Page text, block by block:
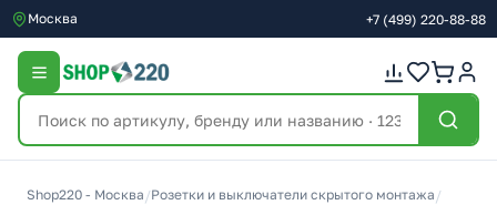
Москва +7 (499) 220-88-88
Shop220 - Москва /Розетки и выключатели скрытого монтажа /